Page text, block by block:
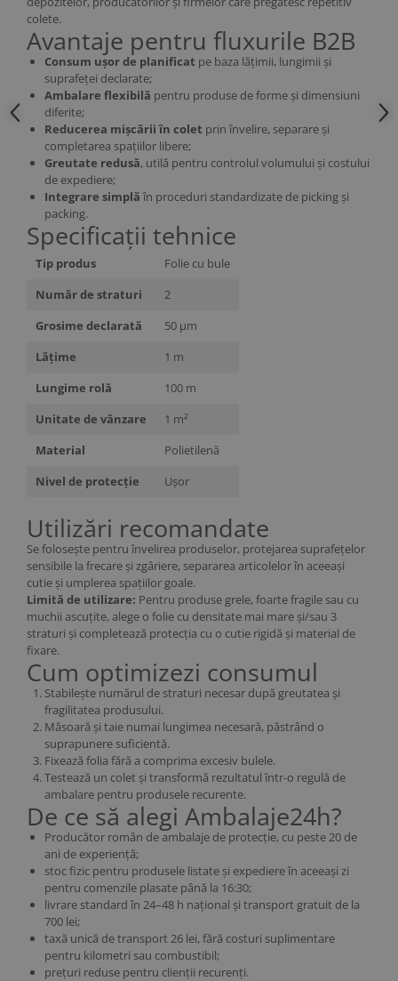
colete.
Avantaje pentru fluxurile B2B
Consum ușor de planificat pe baza lățimii, lungimii și
suprafeței declarate;
Ambalare flexibilă pentru produse de forme și dimensiuni
diferite;
Reducerea mișcării în colet prin învelire, separare și
completarea spațiilor libere;
Greutate redusă, utilă pentru controlul volumului și costului
de expediere;
Integrare simplă în proceduri standardizate de picking și
packing.
Specificații tehnice
Tip produs
Folie cu bule
Număr de straturi
2
Grosime declarată
50 µm
Lățime
1 m
Lungime rolă
100 m
Unitate de vânzare
1 m²
Material
Polietilenă
Nivel de protecție
Ușor
Utilizări recomandate
Se folosește pentru învelirea produselor, protejarea suprafețelor
sensibile la frecare și zgâriere, separarea articolelor în aceeași
cutie și umplerea spațiilor goale.
Limită de utilizare: Pentru produse grele, foarte fragile sau cu
muchii ascuțite, alege o folie cu densitate mai mare și/sau 3
straturi și completează protecția cu o cutie rigidă și material de
fixare.
Cum optimizezi consumul
Stabilește numărul de straturi necesar după greutatea și
fragilitatea produsului.
Măsoară și taie numai lungimea necesară, păstrând o
suprapunere suficientă.
Fixează folia fără a comprima excesiv bulele.
Testează un colet și transformă rezultatul într-o regulă de
ambalare pentru produsele recurente.
De ce să alegi Ambalaje24h?
Producător român de ambalaje de protecție, cu peste 20 de
ani de experiență;
stoc fizic pentru produsele listate și expediere în aceeași zi
pentru comenzile plasate până la 16:30;
livrare standard în 24–48 h național și transport gratuit de la
700 lei;
taxă unică de transport 26 lei, fără costuri suplimentare
pentru kilometri sau combustibil;
prețuri reduse pentru clienții recurenți.